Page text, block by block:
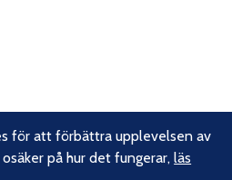
för att förbättra upplevelsen av
på hur det fungerar,läs